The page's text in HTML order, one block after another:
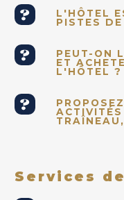
L'HÔTEL
PISTES
PEUT-ON
ET
L'HÔTEL ?
Services